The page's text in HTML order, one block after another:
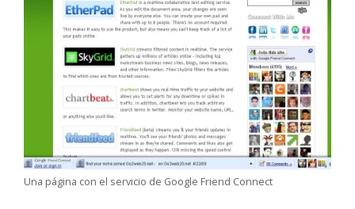
Una página con el servicio de Google Friend Connect